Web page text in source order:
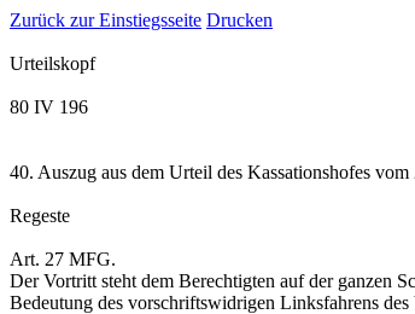
Zurück zur Einstiegsseite Drucken
Urteilskopf
80 IV 196
40. Auszug aus dem Urteil des Kassationshofes
Regeste
Art. 27 MFG.
Der Vortritt steht dem Berechtigten auf der ganzen
Bedeutung des vorschriftswidrigen Linksfahrens